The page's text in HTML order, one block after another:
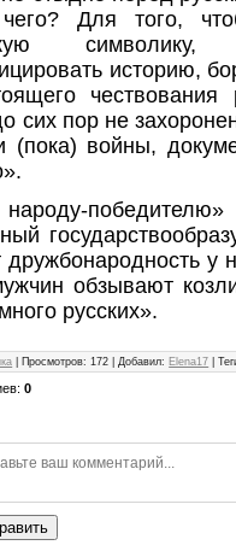
Для того,
историю,
чествования
сих пор не
(пока) войны,
дружбонародность у
обзывают
русских».
Просмотров: 172 |Добавил: Elena17 |
:0